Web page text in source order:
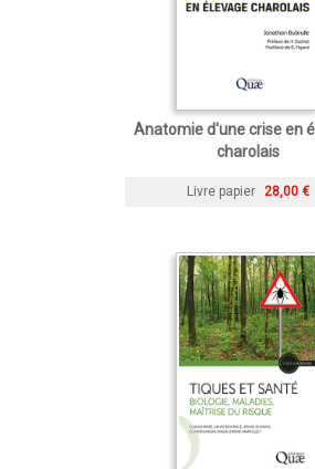
Anatomie d'une crise en
charolais
Livre papier 28,00 €